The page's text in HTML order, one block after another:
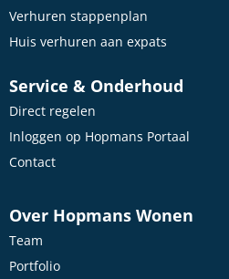
Verhuren stappenplan
Huis verhuren aan expats
Service & Onderhoud
Direct regelen
Inloggen op Hopmans Portaal
Contact
Over Hopmans Wonen
Team
Portfolio